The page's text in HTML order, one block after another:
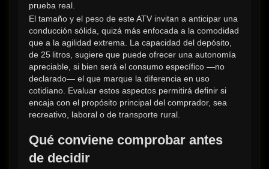
prueba real.
El tamaño y el peso de este ATV invitan a anticipar una
conducción sólida, quizá más enfocada a la comodidad
que a la agilidad extrema. La capacidad del depósito,
de 25 litros, sugiere que puede ofrecer una autonomía
apreciable, si bien será el consumo específico —no
declarado— el que marque la diferencia en uso
cotidiano. Evaluar estos aspectos permitirá definir si
encaja con el propósito principal del comprador, sea
recreativo, laboral o de transporte rural.
Qué conviene comprobar antes
de decidir